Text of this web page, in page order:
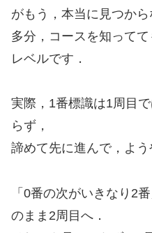
がもう，本当に見つから
多分，コースを知って
レベルです．
実際，1番標識は1周目
らず，
諦めて先に進んで，よう
「0番の次がいきなり2
のまま2周目へ．